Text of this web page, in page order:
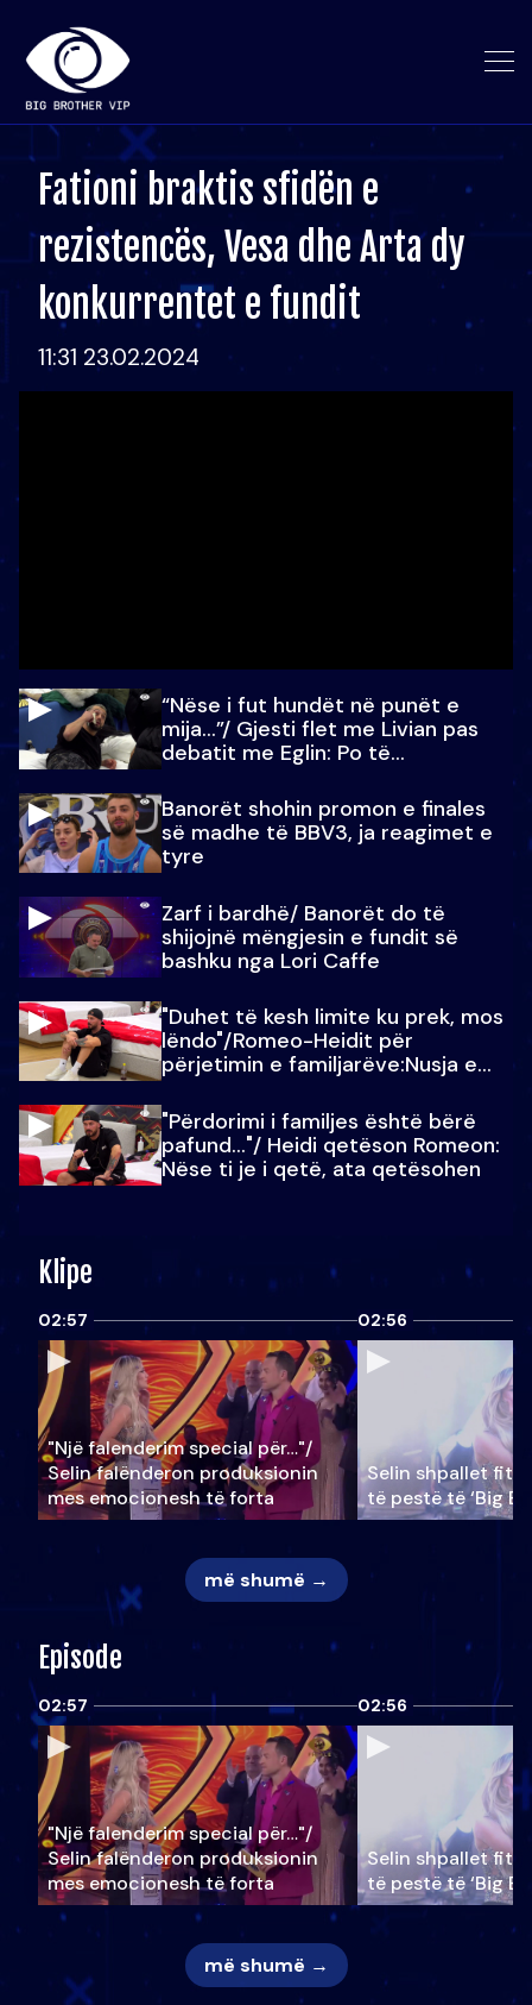
Fationi braktis sfidën e
rezistencës, Vesa dhe Arta dy
konkurrentet e fundit
11:31 23.02.2024
“Nëse i fut hundët në punët e
mija…”/ Gjesti flet me Livian pas
debatit me Eglin: Po të
Banorët shohin promon e finales
së madhe të BBV3, ja reagimet e
tyre
Zarf i bardhë/ Banorët do të
shijojnë mëngjesin e fundit së
bashku nga Lori Caffe
"Duhet të kesh limite ku prek, mos
lëndo"/Romeo-Heidit për
përjetimin e familjarëve:Nusja e
"Përdorimi i familjes është bërë
pafund…"/ Heidi qetëson Romeon:
Nëse ti je i qetë, ata qetësohen
Klipe
02:57
"Një falenderim special për…"/
Selin falënderon produksionin
mes emocionesh të forta
02:56
Selin shpallet
të pestë të ‘Big
më shumë →
Episode
02:57
"Një falenderim special për…"/
Selin falënderon produksionin
mes emocionesh të forta
02:56
Selin shpallet
të pestë të ‘Big
më shumë →